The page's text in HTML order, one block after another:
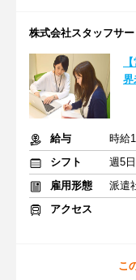
株式会社スタッフサ
給与
時給
シフト
週5
雇用形態
派遣
アクセス
こ